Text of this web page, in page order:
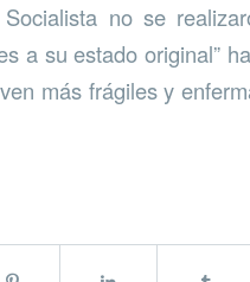
no se
a su estado original”
más frágiles y